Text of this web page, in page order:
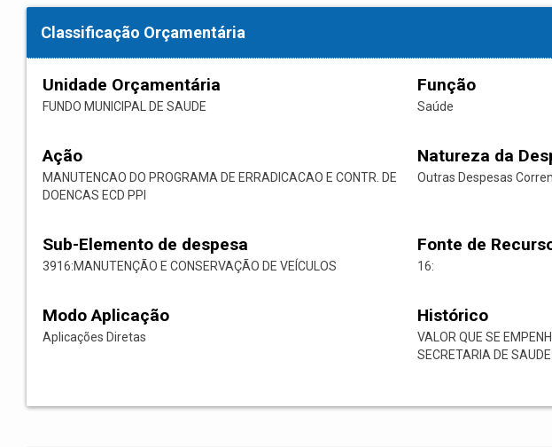
Classificação Orçamentária
Unidade Orçamentária
FUNDO MUNICIPAL DE SAUDE
Função
Saúde
Ação
MANUTENCAO DO PROGRAMA DE ERRADICACAO E CONTR. DE
DOENCAS ECD PPI
Natureza da
Outras Despesas
Sub-Elemento de despesa
3916:MANUTENÇÃO E CONSERVAÇÃO DE VEÍCULOS
Fonte de
16:
Modo Aplicação
Aplicações Diretas
Histórico
VALOR QUE SE
SECRETARIA DE SAUDE